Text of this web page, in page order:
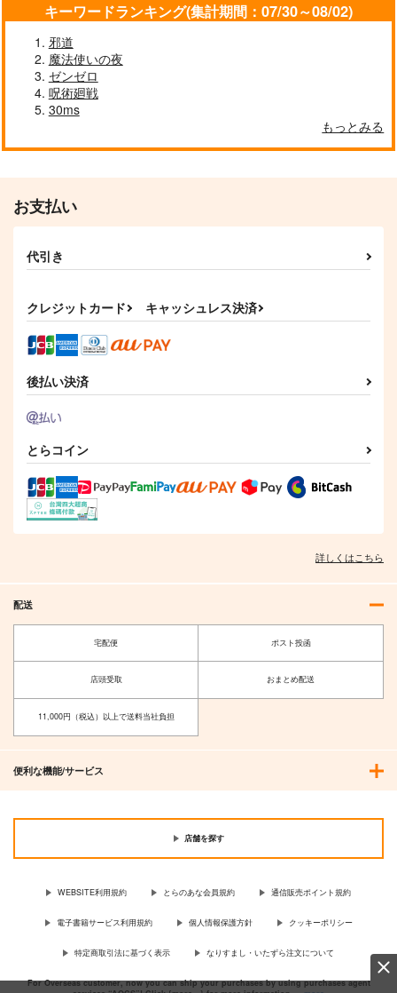
キーワードランキング(集計期間：07/30～08/02)
邪道
魔法使いの夜
ゼンゼロ
呪術廻戦
30ms
もっとみる
お支払い
代引き
クレジットカード キャッシュレス決済
後払い決済
とらコイン
詳しくはこちら
配送
宅配便 ポスト投函
店頭受取 おまとめ配送
11,000円（税込）以上で送料当社負担
便利な機能/サービス
店舗を探す
WEBSITE利用規約 とらのあな会員規約 通信販売ポイント規約
電子書籍サービス利用規約 個人情報保護方針 クッキーポリシー
特定商取引法に基づく表示 なりすまし・いたずら注文について
For Overseas customer, now you can ship your purchases by using purchases agent